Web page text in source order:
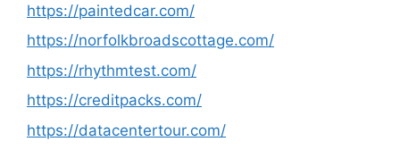
https://paintedcar.com/
https://norfolkbroadscottage.com/
https://rhythmtest.com/
https://creditpacks.com/
https://datacentertour.com/